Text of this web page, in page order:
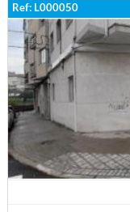
Ref: L000050